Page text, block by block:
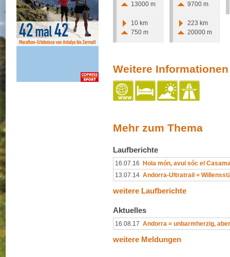
13000 m
9700 m
10 km
750 m
223 km
20000 m
Weitere Informationen
Mehr zum Thema
Laufberichte
16.07.16 Hola món, avui sóc el
13.07.14 Andorra-Ultratrail =
weitere Laufberichte
Aktuelles
16.08.17 Andorra = unbarmherzig,
weitere Meldungen